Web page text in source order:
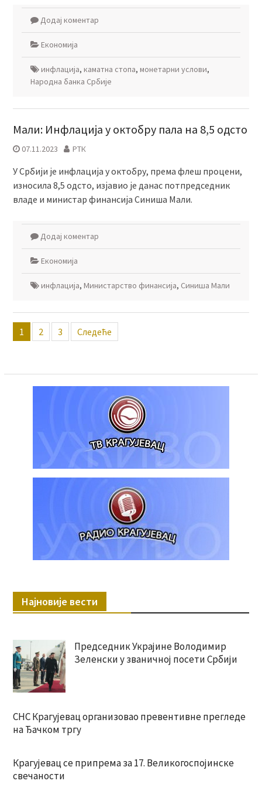
Додај коментар
Економија
инфлација, каматна стопа, монетарни услови,
Народна банка Србије
Мали: Инфлација у октобру пала на 8,5 одсто
07.11.2023 РТК
У Србији је инфлација у октобру, према флеш процени,
износила 8,5 одсто, изјавио је данас потпредседник
владе и министар финансија Синиша Мали.
Додај коментар
Економија
инфлација, Министарство финансија, Синиша Мали
Пагинација
чланака
1 2 3 Следеће
Најновије вести
Председник Украјине Володимир
Зеленски у званичној посети Србији
СНС Крагујевац организовао превентивне прегледе
на Ђачком тргу
Крагујевац се припрема за 17. Великогоспојинске
свечаности